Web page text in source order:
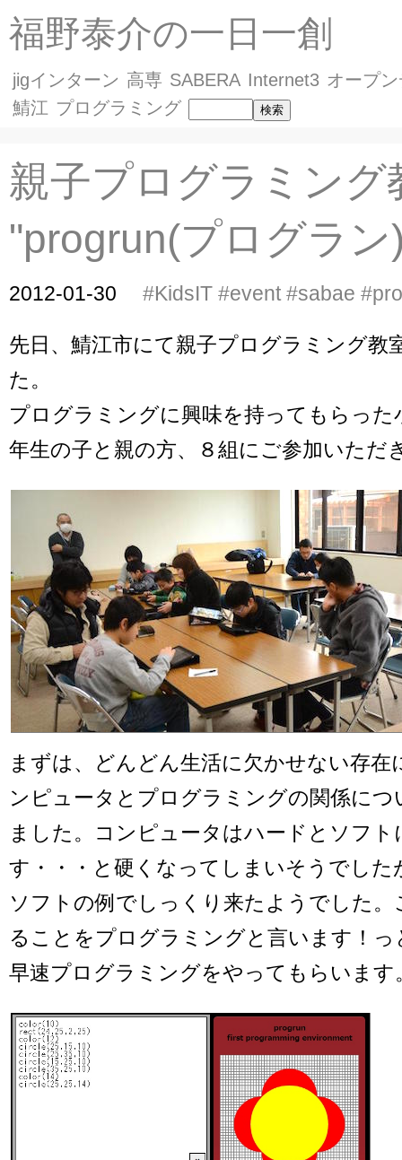
福野泰介の一日一創
jigインターン 高専 SABERA Internet3 オープ
鯖江 プログラミング
親子プログラミング
"progrun(プログラン
2012-01-30 #KidsIT #event #sabae
先日、鯖江市にて親子プログラミング教
た。
プログラミングに興味を持ってもらった
年生の子と親の方、８組にご参加いただ
まずは、どんどん生活に欠かせない存在
ンピュータとプログラミングの関係につ
ました。コンピュータはハードとソフ
す・・・と硬くなってしまいそうでした
ソフトの例でしっくり来たようでした
ることをプログラミングと言います！
早速プログラミングをやってもらいます